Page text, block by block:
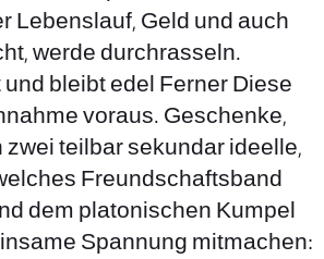
Lebenslauf, Geld und auch
werde durchrasseln.
bleibt edel Ferner Diese
voraus. Geschenke,
zwei teilbar sekundar ideelle,
Freundschaftsband
dem platonischen Kumpel
Spannung mitmachen: